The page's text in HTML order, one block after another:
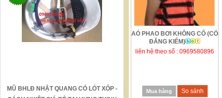
AÓ PHAO BƠI KHÔNG CỔ (CÓ
ĐĂNG KIỂM)
liên hệ theo số : 0969580896
Mua hàng So sánh
MŨ BHLĐ NHẬT QUANG CÓ LÓT XỐP -
GỜ GIẢM TỐC BẰNG THÉP